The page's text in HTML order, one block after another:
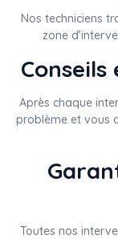
Nos techniciens
zone
Après chaque
problème et vous
Toutes nos